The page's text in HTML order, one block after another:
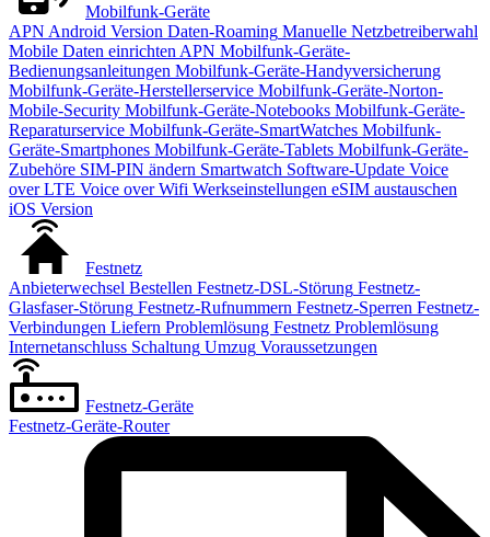
Mobilfunk-Geräte
APN Android Version Daten-Roaming Manuelle Netzbetreiberwahl
Mobile Daten einrichten APN Mobilfunk-Geräte-
Bedienungsanleitungen Mobilfunk-Geräte-Handyversicherung
Mobilfunk-Geräte-Herstellerservice Mobilfunk-Geräte-Norton-
Mobile-Security Mobilfunk-Geräte-Notebooks Mobilfunk-Geräte-
Reparaturservice Mobilfunk-Geräte-SmartWatches Mobilfunk-
Geräte-Smartphones Mobilfunk-Geräte-Tablets Mobilfunk-Geräte-
Zubehöre SIM-PIN ändern Smartwatch Software-Update Voice
over LTE Voice over Wifi Werkseinstellungen eSIM austauschen
iOS Version
Festnetz
Anbieterwechsel Bestellen Festnetz-DSL-Störung Festnetz-
Glasfaser-Störung Festnetz-Rufnummern Festnetz-Sperren Festnetz-
Verbindungen Liefern Problemlösung Festnetz Problemlösung
Internetanschluss Schaltung Umzug Voraussetzungen
Festnetz-Geräte
Festnetz-Geräte-Router